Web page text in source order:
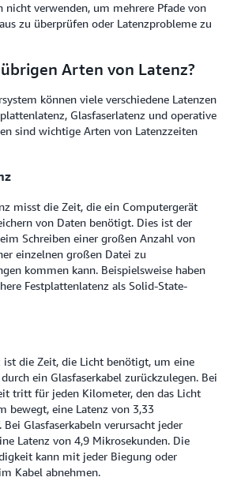
nicht verwenden, um mehrere Pfade von
zu überprüfen oder Latenzprobleme zu
Arten von Latenz?
können viele verschiedene Latenzen
Glasfaserlatenz und operative
sind wichtige Arten von Latenzzeiten
misst die Zeit, die ein Computergerät
von Daten benötigt. Dies ist der
Schreiben einer großen Anzahl von
einzelnen großen Datei zu
kommen kann. Beispielsweise haben
Festplattenlatenz als Solid-State-
ist die Zeit, die Licht benötigt, um eine
ein Glasfaserkabel zurückzulegen. Bei
tritt für jeden Kilometer, den das Licht
bewegt, eine Latenz von 3,33
Bei Glasfaserkabeln verursacht jeder
Latenz von 4,9 Mikrosekunden. Die
kann mit jeder Biegung oder
Kabel abnehmen.